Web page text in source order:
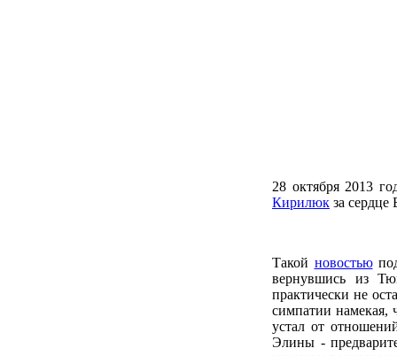
28 октября 2013
Кирилюк за сердце
Такой новостью
вернувшись из
практически не
симпатии намекая,
устал от
Элины -